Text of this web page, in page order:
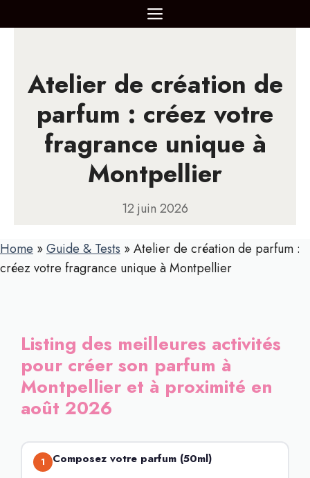
au
MENU
Atelier de création de
parfum : créez votre
fragrance unique à
Montpellier
12 juin 2026
Home »Guide & Tests »Atelier de création de parfum :
créez votre fragrance unique à Montpellier
Listing des meilleures activités
pour créer son parfum à
Montpellier et à proximité en
août 2026
1
Composez votre parfum (50ml)